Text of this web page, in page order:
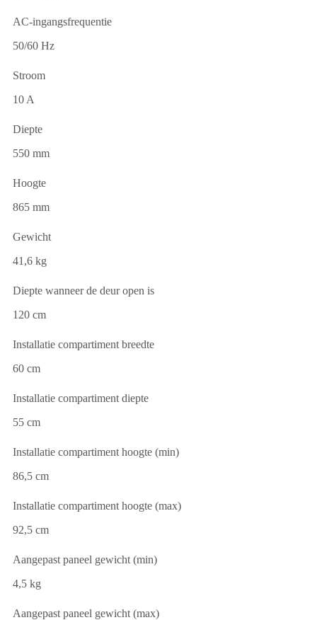
AC-ingangsfrequentie
50/60 Hz
Stroom
10 A
Diepte
550 mm
Hoogte
865 mm
Gewicht
41,6 kg
Diepte wanneer de deur open is
120 cm
Installatie compartiment breedte
60 cm
Installatie compartiment diepte
55 cm
Installatie compartiment hoogte (min)
86,5 cm
Installatie compartiment hoogte (max)
92,5 cm
Aangepast paneel gewicht (min)
4,5 kg
Aangepast paneel gewicht (max)